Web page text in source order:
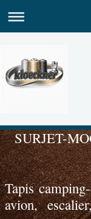
06 35
Tapis
avion,